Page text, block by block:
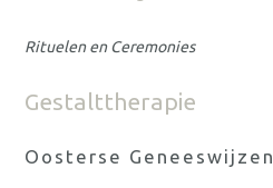
Rituelen en Ceremonies
Gestalttherapie
Oosterse Geneeswijzen